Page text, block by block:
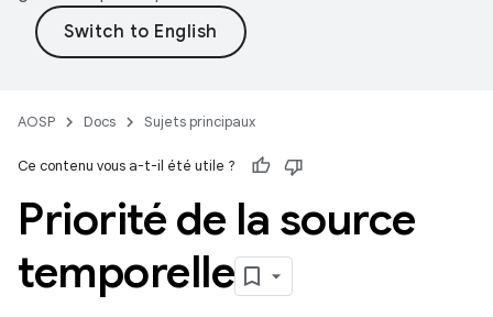
AOSP Docs Sujets principaux
Ce contenu vous a-t-il été utile ?
Priorité de la source
temporelle